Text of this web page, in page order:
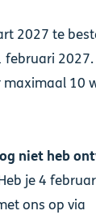
2027 te
2027.
maximaal 10
niet heb
je 4
ons op via